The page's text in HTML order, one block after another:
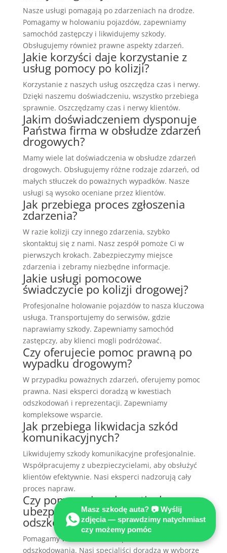
Nasze usługi pomagają po zdarzeniach na drodze.
Pomagamy w holowaniu pojazdów, zapewniamy
samochód zastępczy i likwidujemy szkody.
Obsługujemy również prawne aspekty zdarzeń.
Jakie korzyści daje korzystanie z
usług pomocy po kolizji?
Korzystanie z naszych usług oszczędza czas i nerwy.
Dzięki naszemu doświadczeniu, wszystko przebiega
sprawnie. Oszczędzamy czas i nerwy klientów.
Jakim doświadczeniem dysponuje
Państwa firma w obsłudze zdarzeń
drogowych?
Mamy wiele lat doświadczenia w obsłudze zdarzeń
drogowych. Obsługujemy różne rodzaje zdarzeń, od
małych stłuczek do poważnych wypadków. Nasze
usługi są wysoko oceniane przez klientów.
Jak przebiega proces zgłoszenia
zdarzenia?
W razie kolizji czy innego zdarzenia, szybko
skontaktuj się z nami. Nasz zespół pomoże Ci w
pierwszych krokach. Zabezpieczymy miejsce
zdarzenia i zebramy niezbędne informacje.
Jakie usługi pomocowe
świadczycie po kolizji drogowej?
Profesjonalne holowanie pojazdów to nasza kluczowa
usługa. Transportujemy do serwisów, gdzie
naprawiamy szkody. Zapewniamy samochód
zastępczy, aby klienci mogli podróżować.
Czy oferujecie pomoc prawną po
wypadku drogowym?
W przypadku poważnych zdarzeń, oferujemy pomoc
prawna. Nasi eksperci doradzą w kwestiach
odszkodowań i reprezentacji. Zapewniamy
kompleksowe wsparcie.
Jak przebiega likwidacja szkód
komunikacyjnych?
Likwidujemy szkody komunikacyjne profesjonalnie.
Współpracujemy z ubezpieczycielami, aby obsłużyć
klientów efektywnie. Nasi eksperci nadzorują cały
proces napraw.
Czy pomagacie w kwestiach
ubezpieczenia AC i
odszkodowania?
Pomagamy w kwestiach ubezpieczenia AC i
odszkodowania. Nasi specjaliści doradzą w wyborze
Masz szkodę auta? 📷 Wyślij
zdjęcia — sprawdzimy natychmiast
czy możemy pomóc